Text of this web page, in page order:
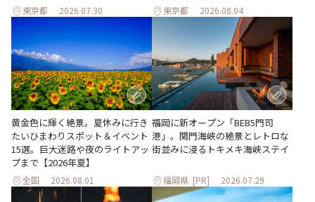
東京都 2026.07.30 東京都 2026.08.04
黄金色に輝く絶景。夏休みに行き
たいひまわりスポット＆イベント
15選。巨大迷路や夜のライトアッ
プまで【2026年夏】
全国 2026.08.01
福岡に新オープン「BEB5門司
港」。関門海峡の絶景とレトロな
街並みに浸るトキメキ海峡ステイ
福岡県 [PR] 2026.07.29